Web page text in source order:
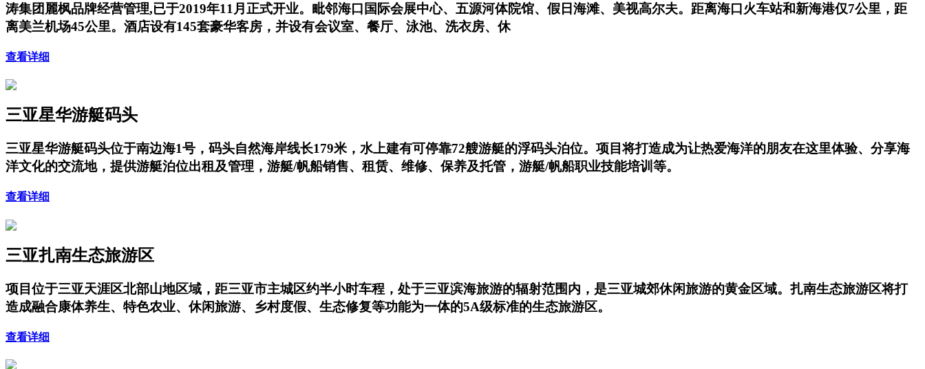
涛集团麗枫品牌经营管理,已于2019年11月正式开业。毗邻海口国际会展中心、五源河体院馆、假日海滩、美视高尔夫。距离海口火车站和新海港仅7公里，距
离美兰机场45公里。酒店设有145套豪华客房，并设有会议室、餐厅、泳池、洗衣房、休
查看详细
三亚星华游艇码头
三亚星华游艇码头位于南边海1号，码头自然海岸线长179米，水上建有可停靠72艘游艇的浮码头泊位。项目将打造成为让热爱海洋的朋友在这里体验、分享海
洋文化的交流地，提供游艇泊位出租及管理，游艇/帆船销售、租赁、维修、保养及托管，游艇/帆船职业技能培训等。
查看详细
三亚扎南生态旅游区
项目位于三亚天涯区北部山地区域，距三亚市主城区约半小时车程，处于三亚滨海旅游的辐射范围内，是三亚城郊休闲旅游的黄金区域。扎南生态旅游区将打
造成融合康体养生、特色农业、休闲旅游、乡村度假、生态修复等功能为一体的5A级标准的生态旅游区。
查看详细